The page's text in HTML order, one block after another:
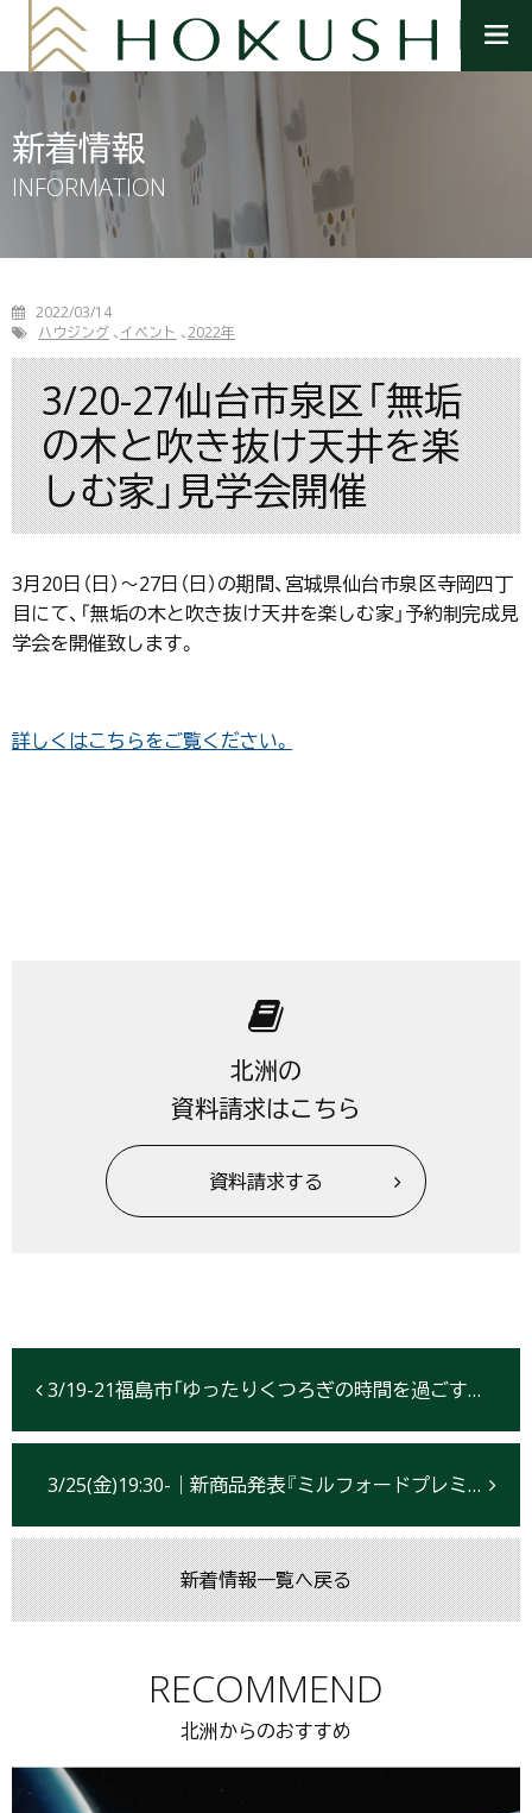
ニ
新着情報
INFORMATION
2022/03/14
ハウジング イベント 2022年
3/20-27仙台市泉区「無垢
の木と吹き抜け天井を楽
しむ家」見学会開催
3月20日（日）〜27日（日）の期間、宮城県仙台市泉区寺岡四丁
目にて、「無垢の木と吹き抜け天井を楽しむ家」予約制完成見
学会を開催致します。
詳しくはこちらをご覧ください。
北洲の
資料請求はこちら
資料請求する
3/19-21福島市「ゆったりくつろぎの時間を過ごす住まい」貸切個別案内見学会
3/25(金)19:30-｜新商品発表『ミルフォードプレミアム』インスタライブ開催
新着情報一覧へ戻る
RECOMMEND
北洲からのおすすめ